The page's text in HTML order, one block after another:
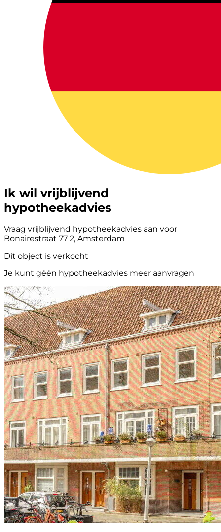
Ik wil vrijblijvend
hypotheekadvies
Vraag vrijblijvend hypotheekadvies aan voor
Bonairestraat 77 2, Amsterdam
Dit object is verkocht
Je kunt géén hypotheekadvies meer aanvragen